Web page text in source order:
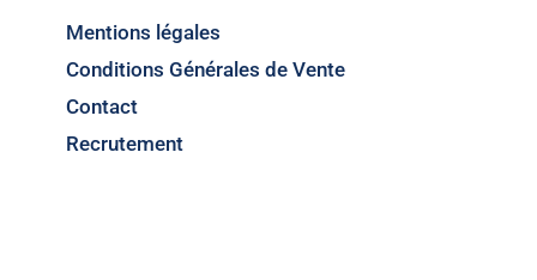
Mentions légales
Conditions Générales de Vente
Contact
Recrutement